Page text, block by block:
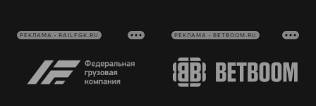
РЕКЛАМА • RAILFGK.RU РЕКЛАМА • BETBOOM.RU